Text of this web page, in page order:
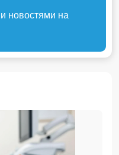
новостями на